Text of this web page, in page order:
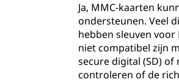
Ja, MMC-kaarten
ondersteunen. Veel
hebben sleuven
niet compatibel zijn
secure digital (SD)
controleren of de